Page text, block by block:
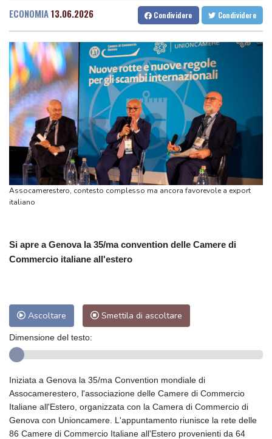
Anche la federcalcio argentina si schiera con Infantino
"La notte della tammorra" a Napoli rende omaggio a Roberto De
Simone
Porsche in pressing su Vw, 'servono decisioni veloci, in gioco il
futuro'
Porsche in pressing su Vw, 'servono decisioni veloci, in gioco il
futuro'
ECONOMIA13.06.2026 Condividere Condividere
Assocamerestero, contesto complesso ma ancora favorevole a export
italiano
Si apre a Genova la 35/ma convention delle Camere di
Commercio italiane all'estero
Ascoltare Smettila di ascoltare
Dimensione del testo:
Iniziata a Genova la 35/ma Convention mondiale di
Assocamerestero, l'associazione delle Camere di Commercio
Italiane all'Estero, organizzata con la Camera di Commercio di
Genova con Unioncamere. L'appuntamento riunisce la rete delle
86 Camere di Commercio Italiane all'Estero provenienti da 64